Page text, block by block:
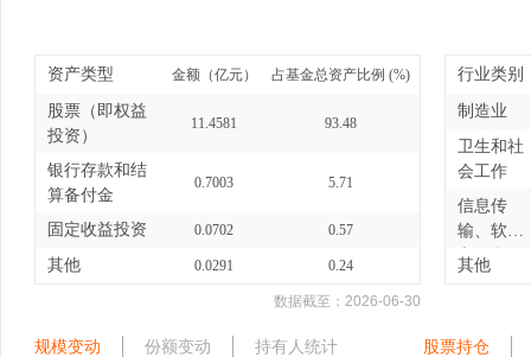
资产类型 金额（亿元） 占基金总资产比例 (%)
股票（即权益
投资）
11.4581 93.48
银行存款和结
算备付金
0.7003 5.71
固定收益投资 0.0702 0.57
其他 0.0291 0.24
数据截至： 2026-06-30
行业类别
制造业
卫生和社
会工作
信息传
输、软件
和信息
其他
规模变动 份额变动 持有人统计 股票持仓